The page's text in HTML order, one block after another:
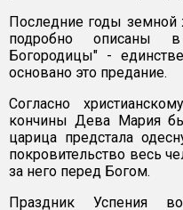
Последние годы
подробно описаны
Богородицы" -
основано это предание.
Согласно
кончины Дева Мария
царица предстала
покровительство весь
за него перед Богом.
Праздник Успения